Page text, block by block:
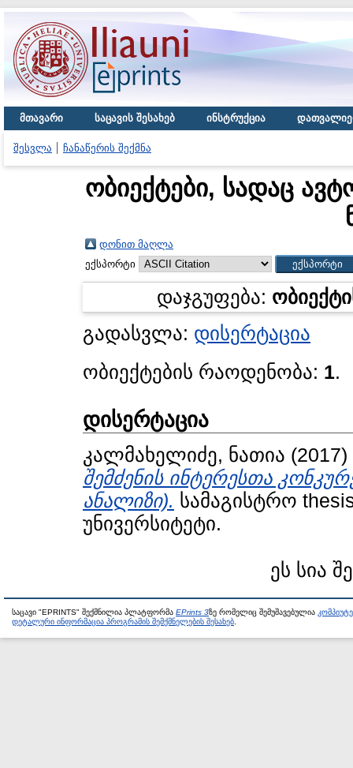
მთავარი საცავის შესახებ ინსტრუქცია
შესვლა ჩანაწერის შექმნა
ობიექტები, სადაც
დონით მაღლა
ექსპორტი
დაჯგუფება:
გადასვლა: დისერტაცია
ობიექტების რაოდენობა: 1.
დისერტაცია
კალმახელიძე, ნათია (2017)
შემძენის ინტერესთა
ანალიზი). სამაგისტრო
უნივერსიტეტი.
ეს სია
საცავი "EPRINTS" შექმნილია პლატფორმა EPrints 3ზე რომელიც შემუშავებულია
დეტალური ინფორმაცია პროგრამის შემქმნელების შესახებ